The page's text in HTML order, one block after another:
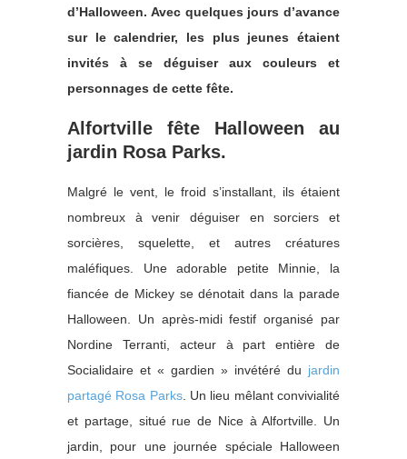
d’Halloween. Avec quelques jours d’avance
sur le calendrier, les plus jeunes étaient
invités à se déguiser aux couleurs et
personnages de cette fête.
Alfortville fête Halloween au
jardin Rosa Parks.
Malgré le vent, le froid s’installant, ils étaient
nombreux à venir déguiser en sorciers et
sorcières, squelette, et autres créatures
maléfiques. Une adorable petite Minnie, la
fiancée de Mickey se dénotait dans la parade
Halloween. Un après-midi festif organisé par
Nordine Terranti, acteur à part entière de
Socialidaire et « gardien » invétéré du jardin
partagé Rosa Parks. Un lieu mêlant convivialité
et partage, situé rue de Nice à Alfortville. Un
jardin, pour une journée spéciale Halloween